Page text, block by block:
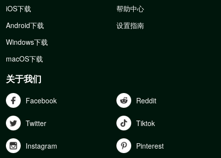
iOS下载
Android下载
Windows下载
macOS下载
帮助中心
设置指南
关于我们
Facebook Reddit
Twitter Tiktok
Instagram Pinterest